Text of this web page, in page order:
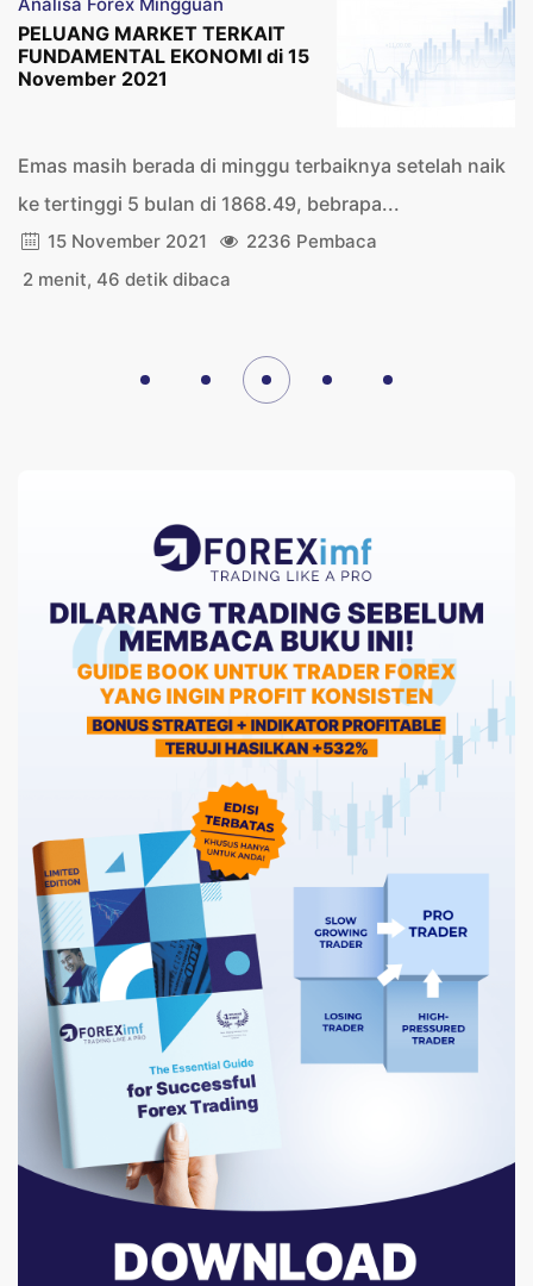
Analisa Forex Mingguan
PELUANG MARKET TERKAIT
FUNDAMENTAL EKONOMI di 15
November 2021
Emas masih berada di minggu terbaiknya setelah naik
ke tertinggi 5 bulan di 1868.49, bebrapa...
15 November 2021
2236 Pembaca
2 menit, 46 detik dibaca